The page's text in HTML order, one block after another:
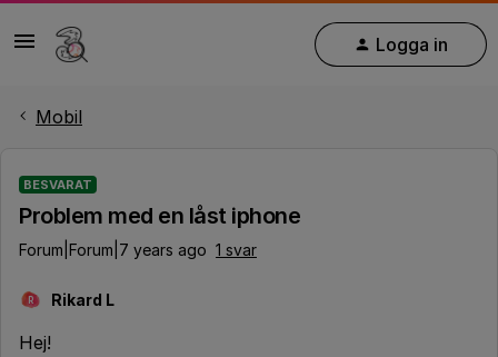
Logga in
Mobil
BESVARAT
Problem med en låst iphone
Forum|Forum|7 years ago 1 svar
R Rikard L
Hej!